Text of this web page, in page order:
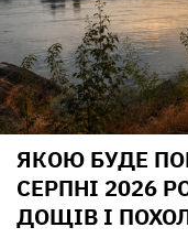
ЯКОЮ БУДЕ
СЕРПНІ 2026
ДОЩІВ І